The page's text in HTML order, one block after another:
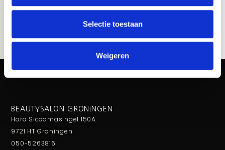
Selectie toestaan
Weigeren
BEAUTYSALON GRONINGEN
Hora Siccamasingel 150A
9721 HT Groningen
050-5263816